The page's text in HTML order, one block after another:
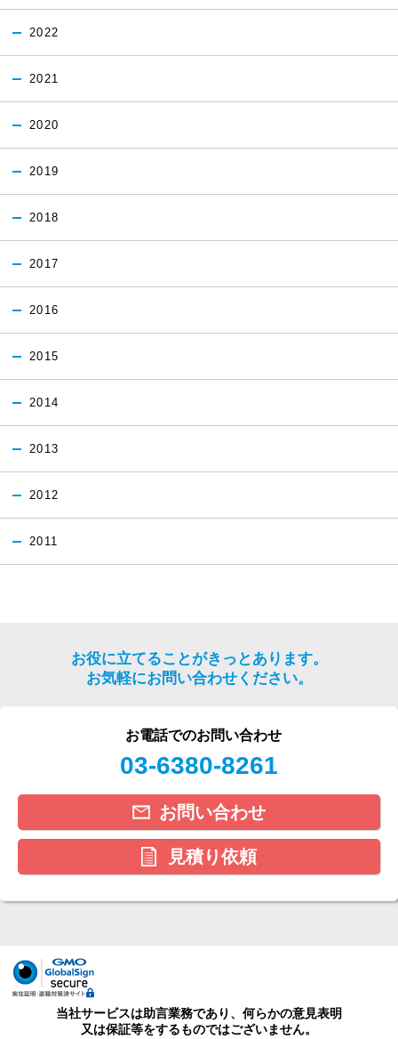
2022
2021
2020
2019
2018
2017
2016
2015
2014
2013
2012
2011
お役に立てることがきっとあります。
お気軽にお問い合わせください。
お電話でのお問い合わせ
03-6380-8261
お問い合わせ
見積り依頼
当社サービスは助言業務であり、何らかの意見表明
又は保証等をするものではございません。